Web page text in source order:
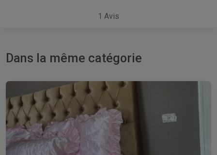
1 Avis
Dans la même catégorie